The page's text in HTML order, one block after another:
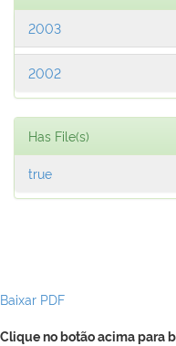
2003
2002
Has File(s)
true
Baixar PDF
Clique no botão acima para